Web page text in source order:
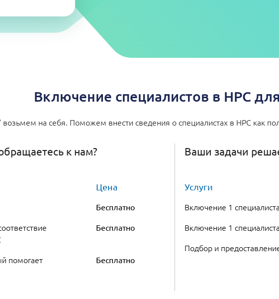
Включение специалистов в НРС
на себя. Поможем внести сведения о специалистах в НРС как
к нам?
Цена
Бесплатно
Бесплатно
помогает
Бесплатно
Ваши задачи
Услуги
Включение 1
Включение 1
Подбор и